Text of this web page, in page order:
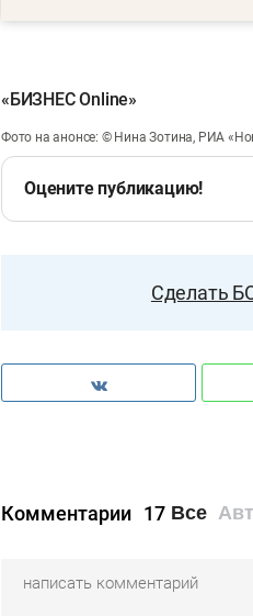
«БИЗНЕС Online»
Фото на анонсе: © Нина Зотина, РИА
Оцените публикацию!
Сделать
Комментарии 17 Все